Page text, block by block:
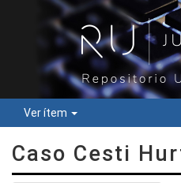
Ver ítem
Caso Cesti